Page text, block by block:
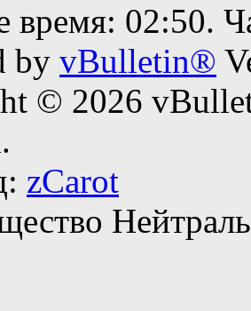
время: 02:50.
by vBulletin®
© 2026
zCarot